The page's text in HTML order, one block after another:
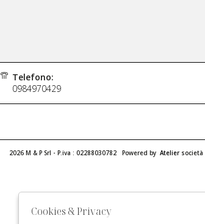
Telefono:
0984970429
2026 M & P Srl - P.iva : 02288030782 Powered by Atelier società
Cookies & Privacy